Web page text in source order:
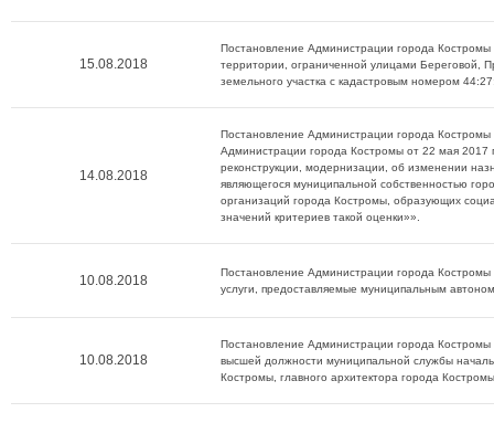
15.08.2018
Постановление Администрации города
территории, ограниченной улицами Береговой,
земельного участка с кадастровым номером
14.08.2018
Постановление Администрации города
Администрации города Костромы от 22 мая
реконструкции, модернизации, об изменении
являющегося муниципальной собственностью
организаций города Костромы, образующих
значений критериев такой оценки»».
10.08.2018
Постановление Администрации города
услуги, предоставляемые муниципальным
10.08.2018
Постановление Администрации города
высшей должности муниципальной службы
Костромы, главного архитектора города